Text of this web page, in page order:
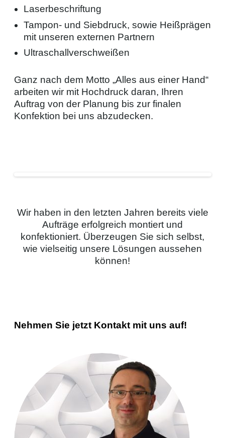
Laserbeschriftung
Tampon- und Siebdruck, sowie Heißprägen
mit unseren externen Partnern
Ultraschallverschweißen
Ganz nach dem Motto „Alles aus einer Hand“
arbeiten wir mit Hochdruck daran, Ihren
Auftrag von der Planung bis zur finalen
Konfektion bei uns abzudecken.
Wir haben in den letzten Jahren bereits viele
Aufträge erfolgreich montiert und
konfektioniert. Überzeugen Sie sich selbst,
wie vielseitig unsere Lösungen aussehen
können!
Nehmen Sie jetzt Kontakt mit uns auf!